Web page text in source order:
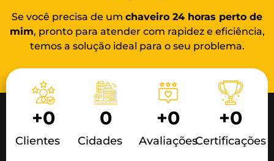
Se você precisa de um chaveiro 24 horas perto de
mim, pronto para atender com rapidez e eficiência,
temos a solução ideal para o seu problema.
Clientes
+0
Cidades
0
Avaliações
+0
Certificações
+0